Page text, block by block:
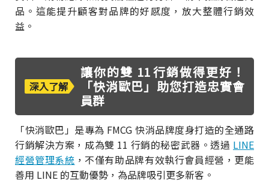
品。這能提升顧客對品牌的好感度，放大整體行銷效
益。
深入了解
讓你的雙 11 行銷做得更好！
「快消歐巴」助您打造忠實會
員群
「快消歐巴」是專為 FMCG 快消品牌度身打造的全通路
行銷解決方案，成為雙 11 行銷的秘密武器。透過 LINE
經營管理系統 ，不僅有助品牌有效執行會員經營，更能
善用 LINE 的互動優勢，為品牌吸引更多新客。